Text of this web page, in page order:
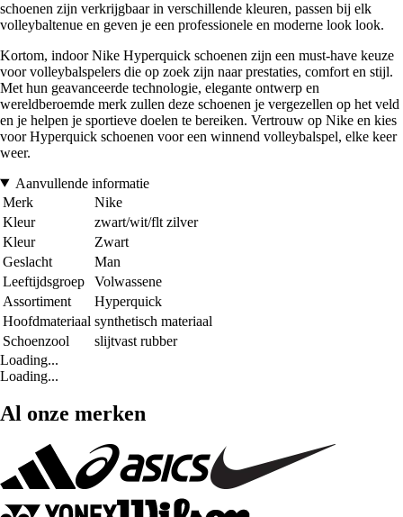
schoenen zijn verkrijgbaar in verschillende kleuren, passen bij elk
volleybaltenue en geven je een professionele en moderne look look.
Kortom, indoor Nike Hyperquick schoenen zijn een must-have keuze
voor volleybalspelers die op zoek zijn naar prestaties, comfort en stijl.
Met hun geavanceerde technologie, elegante ontwerp en
wereldberoemde merk zullen deze schoenen je vergezellen op het veld
en je helpen je sportieve doelen te bereiken. Vertrouw op Nike en kies
voor Hyperquick schoenen voor een winnend volleybalspel, elke keer
weer.
Aanvullende informatie
Merk
Nike
Kleur
zwart/wit/flt zilver
Kleur
Zwart
Geslacht
Man
Leeftijdsgroep
Volwassene
Assortiment
Hyperquick
Hoofdmateriaal synthetisch materiaal
Schoenzool
slijtvast rubber
Loading...
Loading...
Al onze merken